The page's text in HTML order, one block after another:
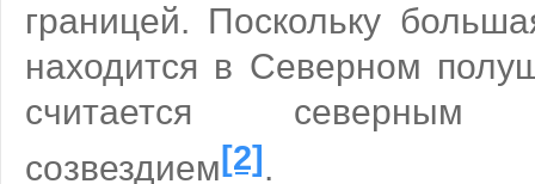
границей. Поскольку
находится в Северном
считается северным
созвездием [2] .